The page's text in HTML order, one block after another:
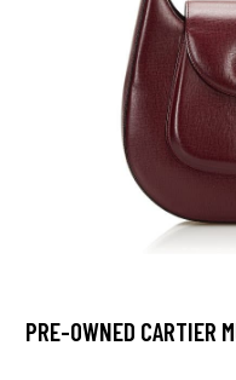
PRE-OWNED CARTIER